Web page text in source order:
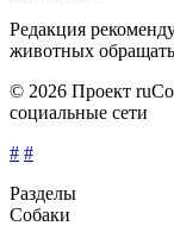
Редакция
животных
© 2026 Проект
социальные сети
# #
Разделы
Собаки